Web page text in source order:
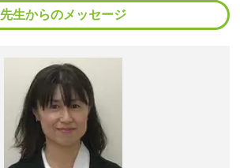
先生からのメッセージ